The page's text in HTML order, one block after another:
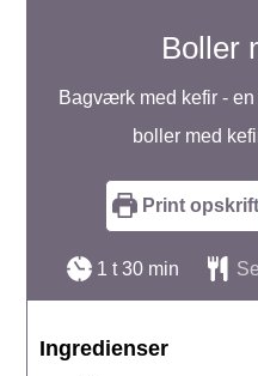
Boller
Bagværk med kefir -
boller med
Print opskrift
1 time
t 30minutter
min
Ingredienser